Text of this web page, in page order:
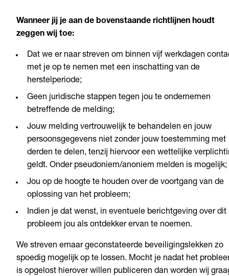
Wanneer jij je aan de bovenstaande richtlijnen houdt
zeggen wij toe:
Dat we er naar streven om binnen vijf werkdagen
met je op te nemen met een inschatting van de
herstelperiode;
Geen juridische stappen tegen jou te ondernemen
betreffende de melding;
Jouw melding vertrouwelijk te behandelen en jouw
persoonsgegevens niet zonder jouw toestemming met
derden te delen, tenzij hiervoor een wettelijke
geldt. Onder pseudoniem/anoniem melden is mogelijk;
Jou op de hoogte te houden over de voortgang van de
oplossing van het probleem;
Indien je dat wenst, in eventuele berichtgeving over dit
probleem jou als ontdekker ervan te noemen.
We streven ernaar geconstateerde beveiligingslekken zo
spoedig mogelijk op te lossen. Mocht je nadat het
is opgelost hierover willen publiceren dan worden wij